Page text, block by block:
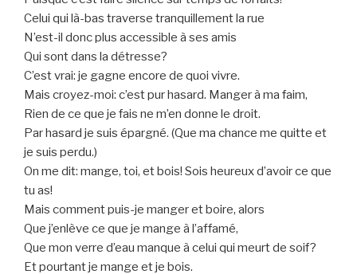
Celui qui là-bas traverse tranquillement la rue
N’est-il donc plus accessible à ses amis
Qui sont dans la détresse?
C’est vrai: je gagne encore de quoi vivre.
Mais croyez-moi: c’est pur hasard. Manger à ma faim,
Rien de ce que je fais ne m’en donne le droit.
Par hasard je suis épargné. (Que ma chance me quitte et
je suis perdu.)
On me dit: mange, toi, et bois! Sois heureux d’avoir ce que
tu as!
Mais comment puis-je manger et boire, alors
Que j’enlève ce que je mange à l’affamé,
Que mon verre d’eau manque à celui qui meurt de soif?
Et pourtant je mange et je bois.